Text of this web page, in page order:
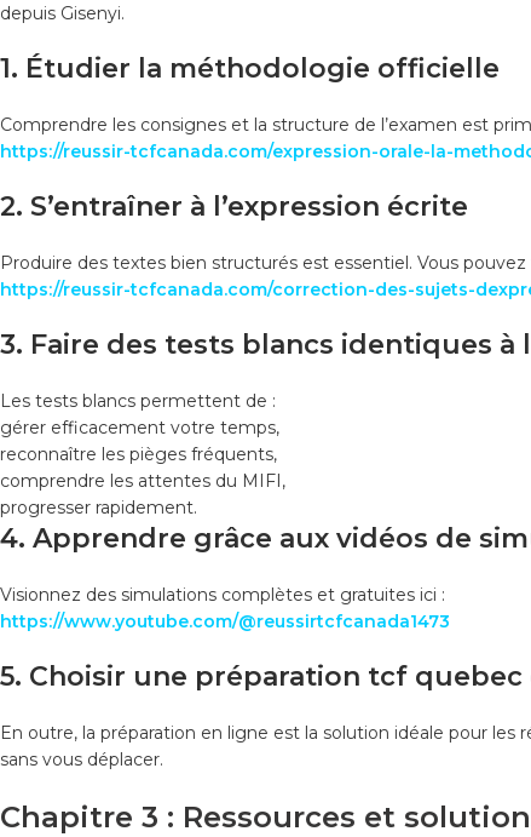
depuis Gisenyi.
1. Étudier la méthodologie officielle
Comprendre les consignes et la structure de l’examen est
https://reussir-tcfcanada.com/expression-orale-la-
2. S’entraîner à l’expression écrite
Produire des textes bien structurés est essentiel. Vous
https://reussir-tcfcanada.com/correction-des-sujets-
3. Faire des tests blancs identiques à
Les tests blancs permettent de :
gérer efficacement votre temps,
reconnaître les pièges fréquents,
comprendre les attentes du MIFI,
progresser rapidement.
4. Apprendre grâce aux vidéos de
Visionnez des simulations complètes et gratuites ici :
https://www.youtube.com/@reussirtcfcanada1473
5. Choisir une préparation tcf
En outre, la préparation en ligne est la solution idéale pour
sans vous déplacer.
Chapitre 3 : Ressources et